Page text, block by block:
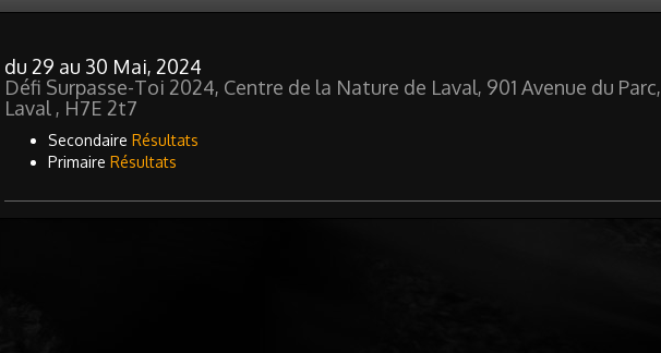
du 29 au 30 Mai, 2024
Défi Surpasse-Toi 2024, Centre de la Nature de Laval, 901 Avenue du Parc,
Laval , H7E 2t7
Secondaire Résultats
Primaire Résultats